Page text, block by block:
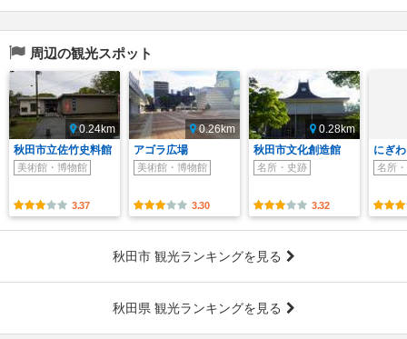
周辺の観光スポット
0.24km
秋田市立佐竹史料館
美術館・博物館
3.37
0.26km
アゴラ広場
美術館・博物館
3.30
0.28km
秋田市文化創造館
名所・史跡
3.32
にぎ
名所
秋田市 観光ランキングを見る
秋田県 観光ランキングを見る